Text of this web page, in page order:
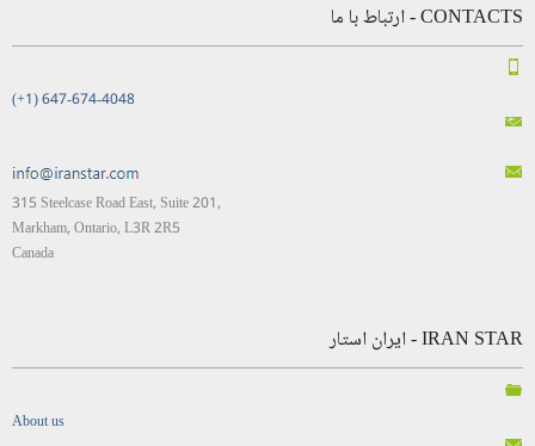
CONTACTS - ارتباط با ما
(+1) 647-674-4048
315 Steelcase Road East, Suite 201,
Markham, Ontario, L3R 2R5
Canada
IRAN STAR - ایران استار
About us